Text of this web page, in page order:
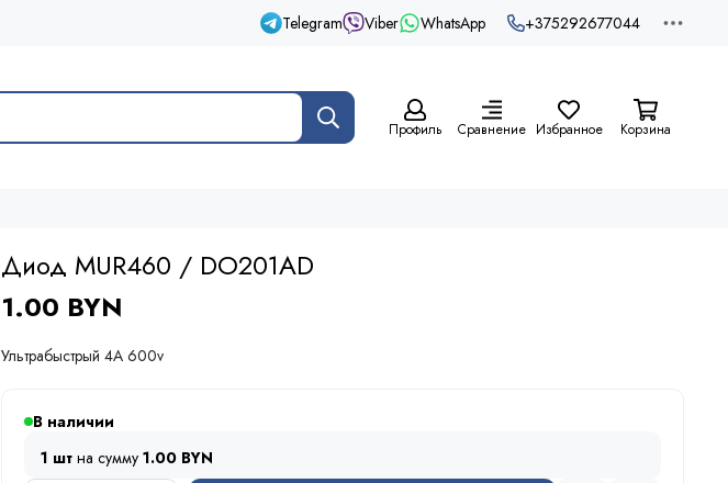
Telegram Viber WhatsApp +375292677044
Профиль Сравнение Избранное Корзина
Диод MUR460 / DO201AD
1.00 BYN
Ультрабыстрый 4A 600v
В наличии
1 шт на сумму 1.00 BYN